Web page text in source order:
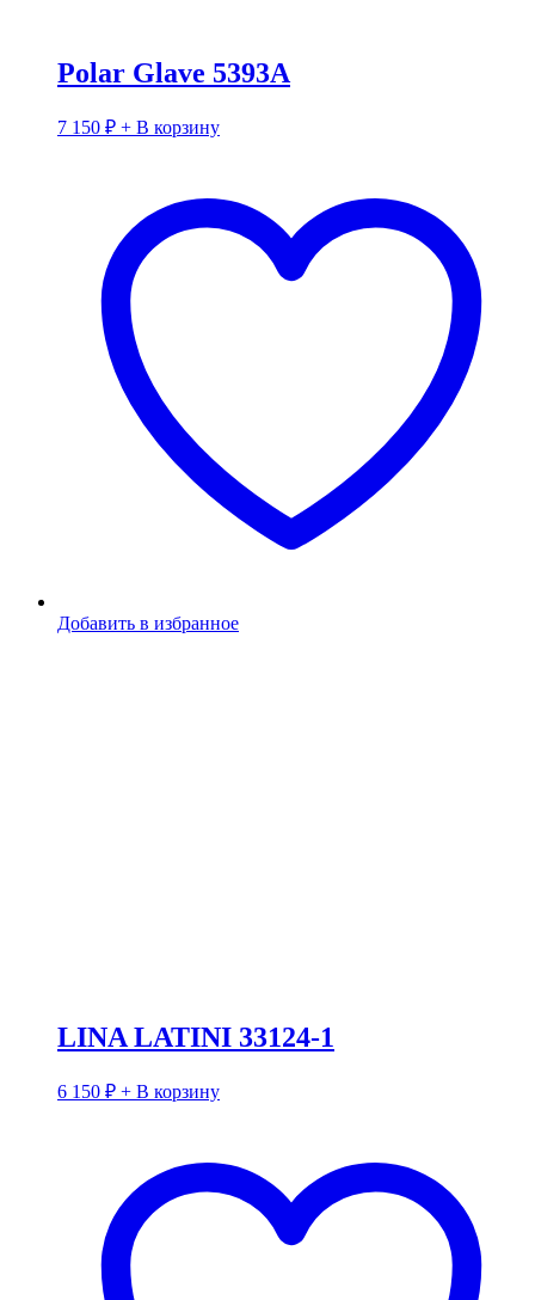
Polar Glave 5393A
7 150 ₽ + В корзину
Добавить в избранное
LINA LATINI 33124-1
6 150 ₽ + В корзину